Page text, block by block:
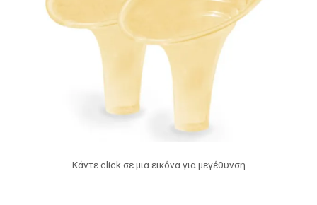
Κάντε click σε μια εικόνα για μεγέθυνση